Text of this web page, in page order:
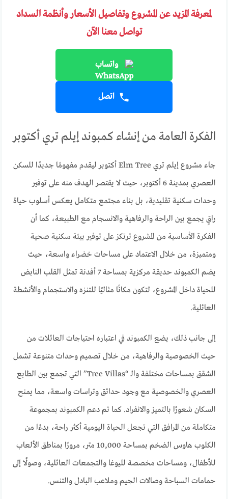
لمعرفة المزيد عن المشروع وتفاصيل الأسعار وأنظمة السداد
تواصل معنا الآن
واتساب
اتصل
الفكرة العامة من إنشاء كمبوند إيلم تري أكتوبر
جاء مشروع إيلم تري Elm Tree أكتوبر ليقدم مفهومًا جديدًا للسكن
العصري بمدينة 6 أكتوبر، حيث لا يقتصر الهدف منه على توفير
وحدات سكنية تقليدية، بل بناء مجتمع متكامل يعكس أسلوب حياة
راقٍ يجمع بين الراحة والرفاهية والانسجام مع الطبيعة، كما أن
الفكرة الأساسية من المشروع ترتكز على توفير بيئة سكنية صحية
ومتميزة، من خلال الاعتماد على مساحات خضراء واسعة، حيث
يضم الكمبوند حديقة مركزية بمساحة 7 أفدنة تمثل القلب النابض
للحياة داخل المشروع، لتكون مكانًا مثاليًا للتنزه والاستجمام والأنشطة
العائلية.
إلى جانب ذلك، يضع الكمبوند في اعتباره احتياجات العائلات من
حيث الخصوصية والرفاهية، من خلال تصميم وحدات متنوعة تشمل
الشقق بمساحات مختلفة والـ “Tree Villas” التي تجمع بين الطابع
العصري والخصوصية مع وجود حدائق وتراسات واسعة، مما يمنح
السكان شعورًا بالتميز والانفراد. كما تم دعم الكمبوند بمجموعة
متكاملة من المرافق التي تجعل الحياة اليومية أكثر راحة، بدءًا من
الكلوب هاوس الضخم بمساحة 10,000 متر، مرورًا بمناطق الألعاب
للأطفال، ومساحات مخصصة لليوغا والتجمعات العائلية، وصولًا إلى
حمامات السباحة وصالات الجيم وملاعب البادل والتنس.